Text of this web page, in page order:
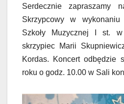
Serdecznie zapraszamy
Skrzypcowy w
Szkoły Muzycznej I st.
skrzypiec Marii
Kordas. Koncert odbędzie
roku o godz. 10.00 w Sali